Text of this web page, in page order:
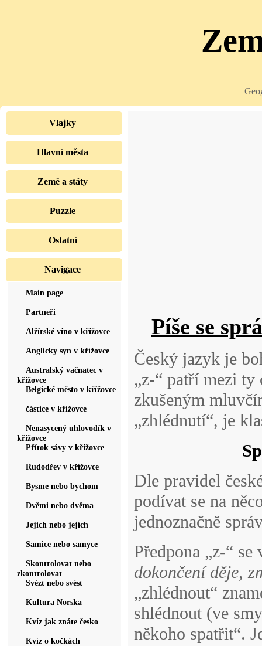
Vlajky
Hlavní města
Země a státy
Puzzle
Ostatní
Navigace
Main page
Partneři
Alžírské víno v křížovce
Anglicky syn v křížovce
Australský vačnatec v
křížovce
Belgické město v křížovce
částice v křížovce
Nenasycený uhlovodík v
křížovce
Přítok sávy v křížovce
Rudodřev v křížovce
Bysme nebo bychom
Dvěmi nebo dvěma
Jejich nebo jejích
Samice nebo samyce
Skontrolovat nebo
zkontrolovat
Svézt nebo svést
Kultura Norska
Kvíz jak znáte česko
Kvíz o kočkách
Píše se
Český jazyk je
„z-“ patří mezi
zkušeným
„zhlédnutí“, je
Dle pravidel
podívat se na
jednoznačně
Předpona „z-“
dokončení děje,
„zhlédnout“
shlédnout (ve
někoho spatřit“.